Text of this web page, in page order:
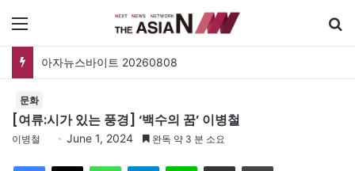
아자뉴스바이트 20260808
문화
[여류:시가 있는 풍경] ‘백수의 꿈’ 이병철
이병철 June 1, 2024 완독 약 3 분 소요
Telegram 이메일